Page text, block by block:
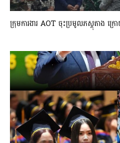
ក្រុមការងារ AOT ចុះប្រមូលភស្តុតាង ក្